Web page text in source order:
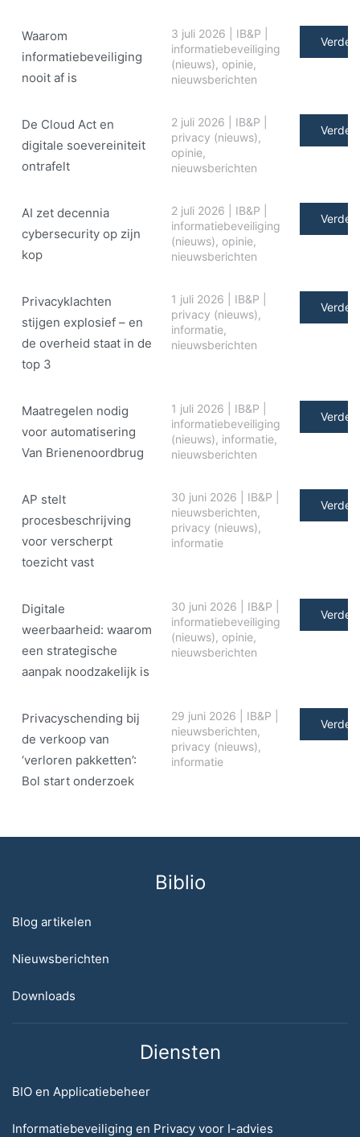
Waarom
informatiebeveiliging
nooit af is
3 juli 2026 IB&P
informatiebeveiliging
(nieuws), opinie,
nieuwsberichten
Verder
De Cloud Act en
digitale soe­ve­rei­ni­teit
ontrafelt
2 juli 2026 IB&P
privacy (nieuws),
opinie,
nieuwsberichten
Verder
AI zet decennia
cybersecurity op zijn
kop
2 juli 2026 IB&P
informatiebeveiliging
(nieuws), opinie,
nieuwsberichten
Verder
Privacyklachten
stijgen explosief – en
de overheid staat in de
top 3
1 juli 2026 IB&P
privacy (nieuws),
informatie,
nieuwsberichten
Verder
Maatregelen nodig
voor automatisering
Van Brienenoordbrug
1 juli 2026 IB&P
informatiebeveiliging
(nieuws), informatie,
nieuwsberichten
Verder
AP stelt
procesbeschrijving
voor verscherpt
toezicht vast
30 juni 2026 IB&P
nieuwsberichten,
privacy (nieuws),
informatie
Verder
Digitale
weerbaarheid: waarom
een strategische
aanpak noodzakelijk is
30 juni 2026 IB&P
informatiebeveiliging
(nieuws), opinie,
nieuwsberichten
Verder
Privacyschending bij
de verkoop van
‘verloren pakketten’:
Bol start onderzoek
29 juni 2026 IB&P
nieuwsberichten,
privacy (nieuws),
informatie
Verder
Biblio
Blog artikelen
Nieuwsberichten
Downloads
Diensten
BIO en Applicatiebeheer
Informatiebeveiliging en Privacy voor I-advies